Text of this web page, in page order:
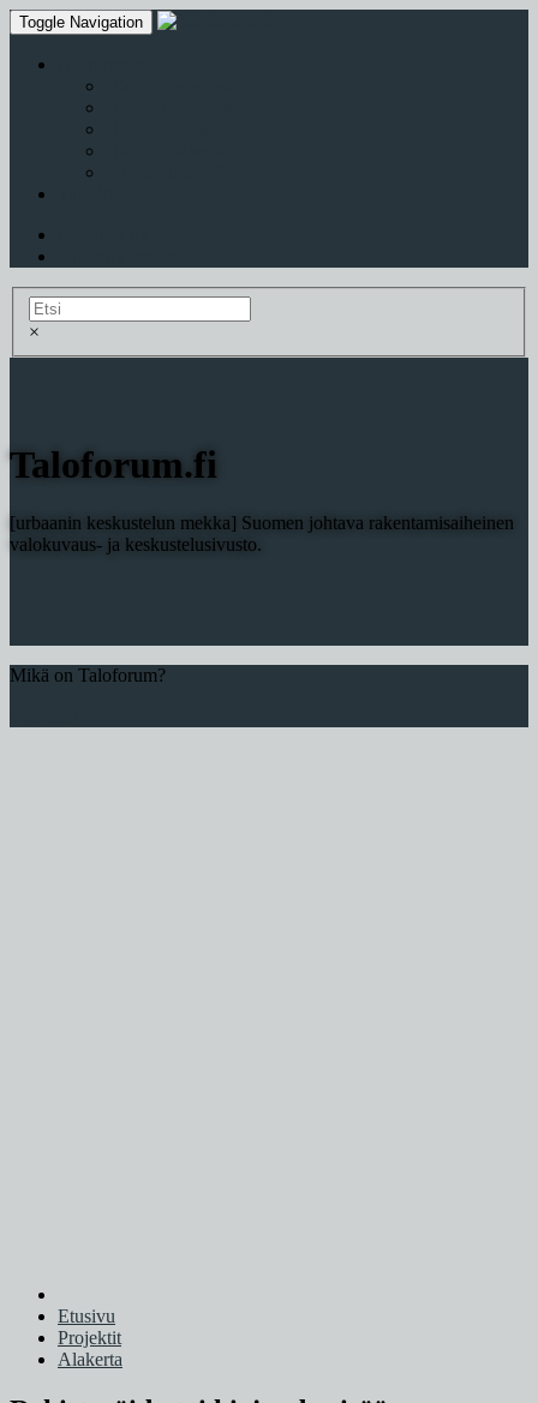
Toggle Navigation
×
Taloforum.fi
[urbaanin keskustelun mekka] Suomen johtava rakentamisaiheinen
valokuvaus- ja keskustelusivusto.
Mikä on Taloforum?
Etusivu
Projektit
Alakerta